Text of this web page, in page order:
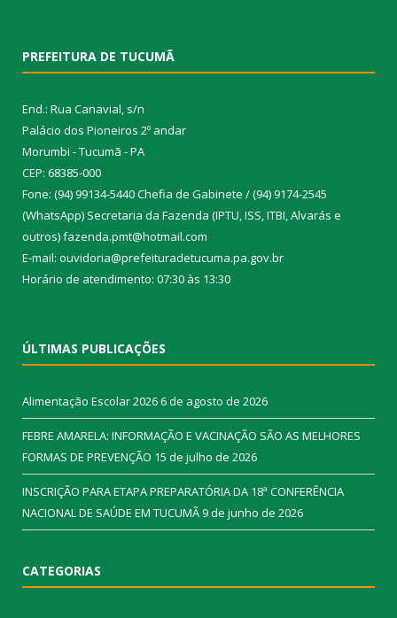
PREFEITURA DE TUCUMÃ
End.: Rua Canavial, s/n
Palácio dos Pioneiros 2º andar
Morumbi - Tucumã - PA
CEP: 68385-000
Fone: (94) 99134-5440 Chefia de Gabinete / (94) 9174-2545
(WhatsApp) Secretaria da Fazenda (IPTU, ISS, ITBI, Alvarás e
outros) fazenda.pmt@hotmail.com
E-mail: ouvidoria@prefeituradetucuma.pa.gov.br
Horário de atendimento: 07:30 às 13:30
ÚLTIMAS PUBLICAÇÕES
Alimentação Escolar 20266 de agosto de 2026
FEBRE AMARELA: INFORMAÇÃO E VACINAÇÃO SÃO AS MELHORES
FORMAS DE PREVENÇÃO 15 de julho de 2026
INSCRIÇÃO PARA ETAPA PREPARATÓRIA DA 18ª CONFERÊNCIA
NACIONAL DE SAÚDE EM TUCUMÃ9 de junho de 2026
CATEGORIAS